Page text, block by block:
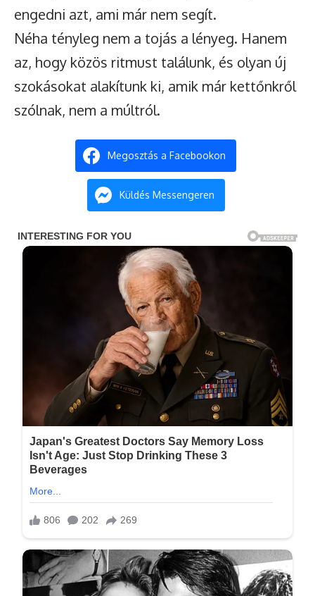
engedni azt, ami már nem segít.
Néha tényleg nem a tojás a lényeg. Hanem
az, hogy közös ritmust találunk, és olyan új
szokásokat alakítunk ki, amik már kettőnkről
szólnak, nem a múltról.
Megosztás a Facebookon
Küldés Messengeren